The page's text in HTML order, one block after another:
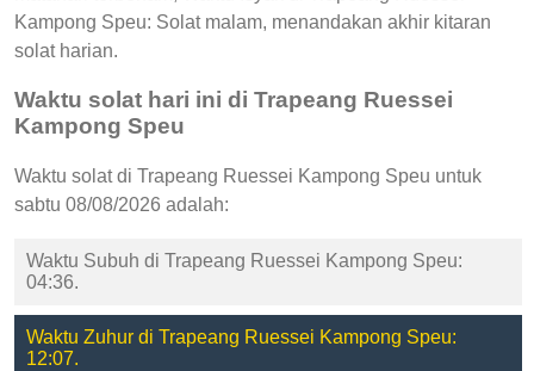
Kampong Speu: Solat malam, menandakan akhir kitaran
solat harian.
Waktu solat hari ini di Trapeang Ruessei
Kampong Speu
Waktu solat di Trapeang Ruessei Kampong Speu untuk
sabtu 08/08/2026 adalah:
Waktu Subuh di Trapeang Ruessei Kampong Speu:
04:36.
Waktu Zuhur di Trapeang Ruessei Kampong Speu:
12:07.